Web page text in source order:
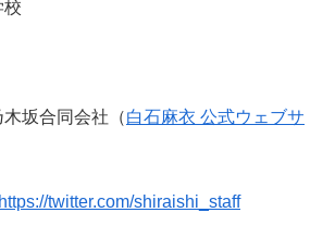
校
坂合同会社（白石麻衣 公式ウェブサ
https://twitter.com/shiraishi_staff